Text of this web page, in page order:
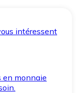
intéressent
en monnaie